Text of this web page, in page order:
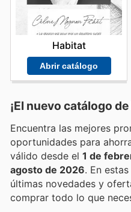
Habitat
Abrir catálogo
¡El nuevo catálogo de
Encuentra las mejores
oportunidades para
válido desde el 1 de
agosto de 2026 . En estas
últimas novedades y
comprar todo lo que